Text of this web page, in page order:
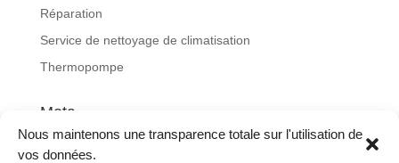
Nous maintenons une transparence totale sur l'utilisation de
vos données.
Réparation
Service de nettoyage de climatisation
Thermopompe
Meta
Connexion